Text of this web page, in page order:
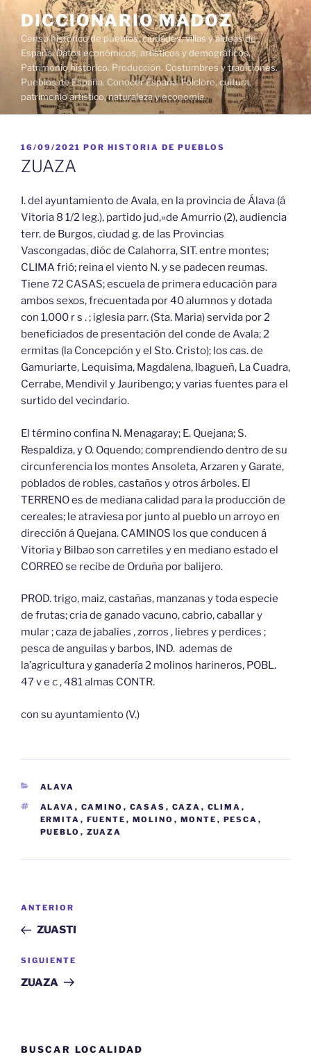
contenido
DICCIONARIO MADOZ
Censo histórico de pueblos, ciudades, villas y aldeas de
España. Datos económicos, artísticos y demográficos.
Patrimonio histórico. Producción. Costumbres y tradiciones.
Pueblos de España. Conocer España. Folclore, cultura,
patrimonio artístico, naturaleza y economía.
PUBLICADO
EL
16/09/2021 POR HISTORIA DE PUEBLOS
ZUAZA
I. del ayuntamiento de Avala, en la provincia de Álava (á
Vitoria 8 1/2 leg.), partido jud,»de Amurrio (2), audiencia
terr. de Burgos, ciudad g. de las Provincias
Vascongadas, dióc de Calahorra, SIT. entre montes;
CLIMA frió; reina el viento N. y se padecen reumas.
Tiene 72 CASAS; escuela de primera educación para
ambos sexos, frecuentada por 40 alumnos y dotada
con 1,000 r s . ; iglesia parr. (Sta. Maria) servida por 2
beneficiados de presentación del conde de Avala; 2
ermitas (la Concepción y el Sto. Cristo); los cas. de
Gamuriarte, Lequisima, Magdalena, Ibagueñ, La Cuadra,
Cerrabe, Mendivil y Jauribengo; y varias fuentes para el
surtido del vecindario.
El término confina N. Menagaray; E. Quejana; S.
Respaldiza, y O. Oquendo; comprendiendo dentro de su
circunferencia los montes Ansoleta, Arzaren y Garate,
poblados de robles, castaños y otros árboles. El
TERRENO es de mediana calidad para la producción de
cereales; le atraviesa por junto al pueblo un arroyo en
dirección á Quejana. CAMINOS los que conducen á
Vitoria y Bilbao son carretiles y en mediano estado el
CORREO se recibe de Orduña por balijero.
PROD. trigo, maiz, castañas, manzanas y toda especie
de frutas; cria de ganado vacuno, cabrio, caballar y
mular ; caza de jabalíes , zorros , liebres y perdices ;
pesca de anguilas y barbos, IND. ademas de
la’agricultura y ganadería 2 molinos harineros, POBL.
47 v e c , 481 almas CONTR.
con su ayuntamiento (V.)
CATEGORÍAS
ALAVA
ETIQUETAS
ALAVA , CAMINO , CASAS , CAZA , CLIMA ,
ERMITA , FUENTE , MOLINO , MONTE , PESCA ,
PUEBLO , ZUAZA
Navegación
entradas
Entrada
anterior:
ANTERIOR
ZUASTI
Siguiente
entrada
SIGUIENTE
ZUAZA
BUSCAR LOCALIDAD